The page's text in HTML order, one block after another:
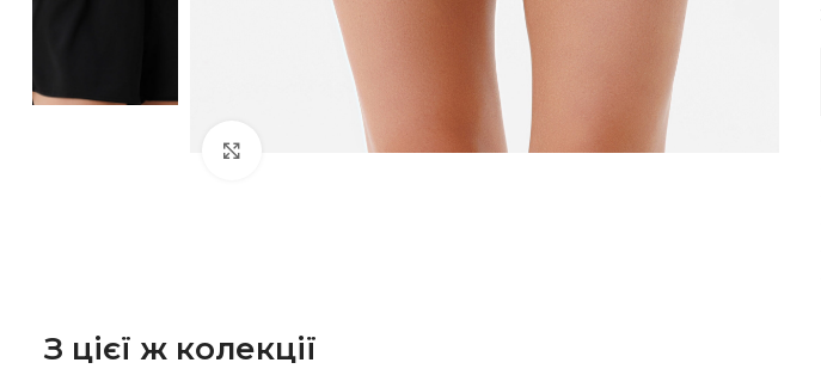
Клацніть, щоб збільшити
З цієї ж колекції